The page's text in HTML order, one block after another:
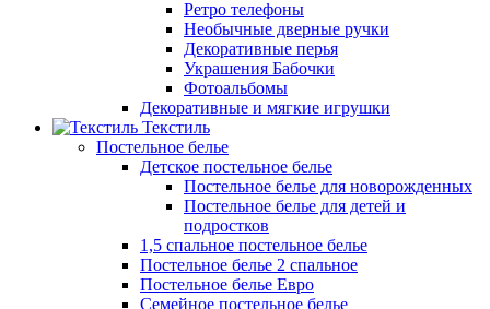
Ретро телефоны
Необычные дверные ручки
Декоративные перья
Украшения Бабочки
Фотоальбомы
Декоративные и мягкие игрушки
Текстиль
Постельное белье
Детское постельное белье
Постельное белье для новорожденных
Постельное белье для детей и
подростков
1,5 спальное постельное белье
Постельное белье 2 спальное
Постельное белье Евро
Семейное постельное белье